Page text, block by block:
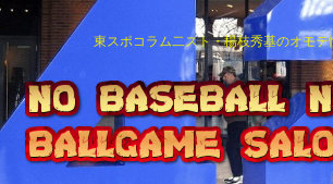
東スポコラム二スト・楊枝秀基のオモテ